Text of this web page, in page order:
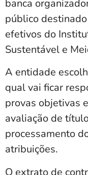
banca
público
efetivos do
Sustentável e
A entidade
qual vai ficar
provas objetivas
avaliação de
processamento
atribuições.
O extrato de